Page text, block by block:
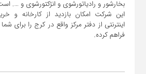
این شرکت امکان بازدید از کارخانه و
اینترنتی از دفتر مرکز واقع در کرج را برای
فراهم کرده.